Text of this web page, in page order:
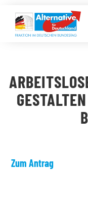
Inhalt
springen
LANDESGRUPPEN
PRESSE
Zum Antrag